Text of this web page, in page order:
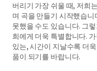
버리기 가장 쉬울 때, 저희
며 곡을 만들기 시작했습
못했을 수도 있습니다. 그
희에게 더욱 특별합니다.
있는, 시간이 지날수록 더
품이 되기를 바랍니다.